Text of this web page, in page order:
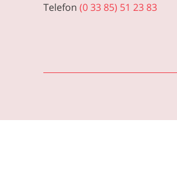
Telefon (0 33 85) 51 23 83